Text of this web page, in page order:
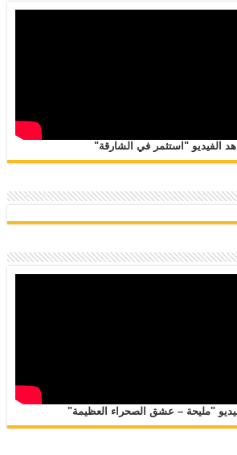
الفيديو "استثمر في الشارقة"
"مليحة – عشق الصحراء العظيمة"